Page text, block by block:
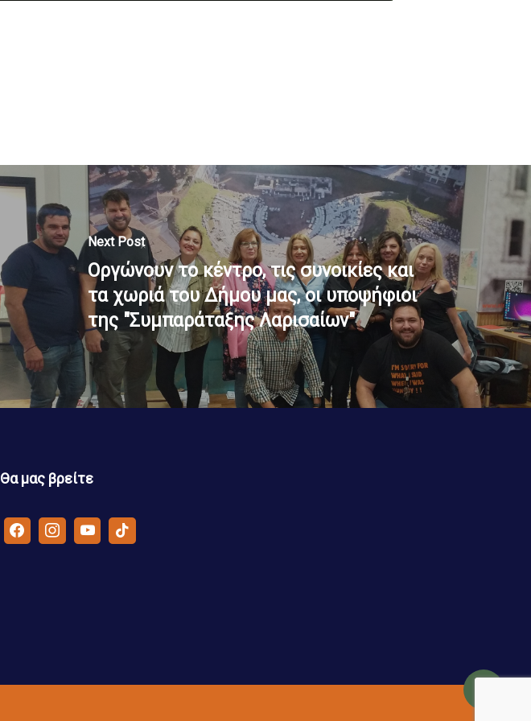
Next Post
Οργώνουν το κέντρο, τις συνοικίες και
τα χωριά του Δήμου μας, οι υποψήφιοι
της "Συμπαράταξης Λαρισαίων"
Θα μας βρείτε